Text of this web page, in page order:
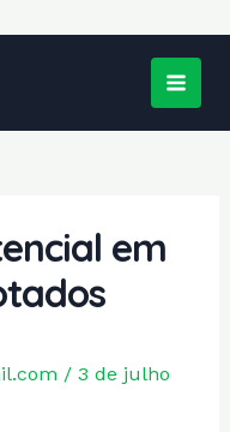
em
/ 3 de julho